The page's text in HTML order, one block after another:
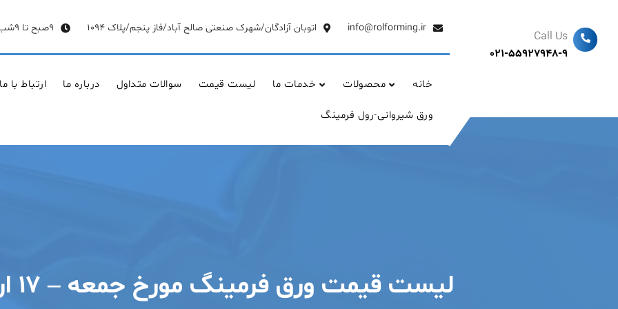
content
info@rolforming.ir اتوبان آزادگان/شهرک صنعتی صالح آباد/فاز پنجم/پلاک 1094 9صبح تا 9شب
خانه محصولات خدمات ما لیست قیمت سوالات متداول درباره ما ارتباط با ما
ورق شیروانی-رول فرمینگ
Call Us
021-55927948-9
لیست قیمت ورق فرمینگ مورخ جمعه – ۱۷ اردیبهشت ۱۴۰۰